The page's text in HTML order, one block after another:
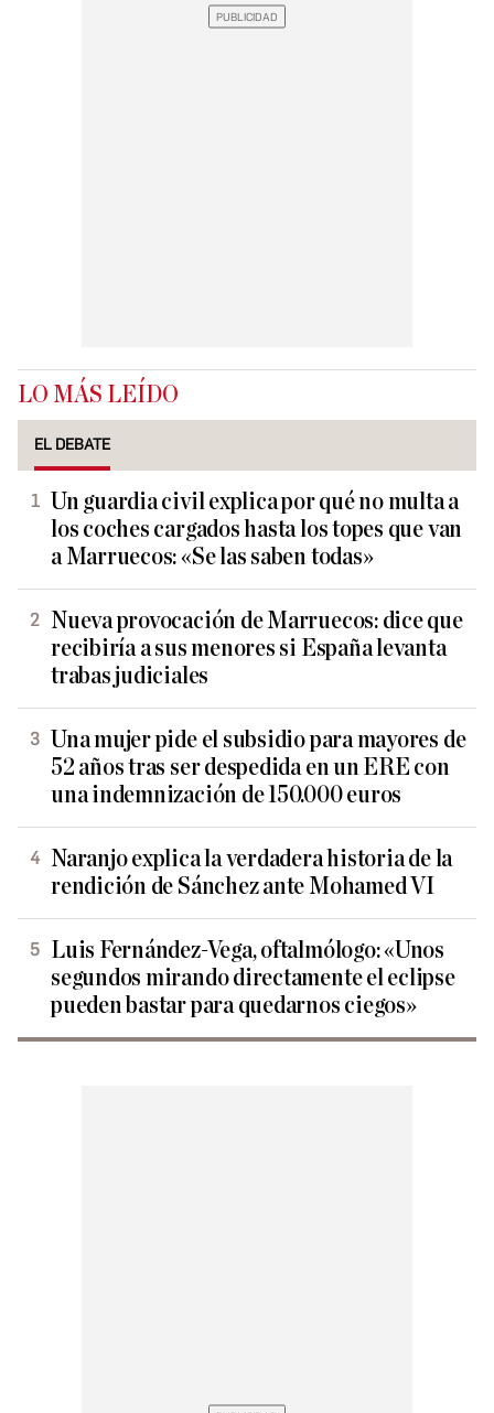
LO MÁS LEÍDO
EL DEBATE
Un guardia civil explica por qué no multa a
los coches cargados hasta los topes que van
a Marruecos: «Se las saben todas»
Nueva provocación de Marruecos: dice que
recibiría a sus menores si España levanta
trabas judiciales
Una mujer pide el subsidio para mayores de
52 años tras ser despedida en un ERE con
una indemnización de 150.000 euros
Naranjo explica la verdadera historia de la
rendición de Sánchez ante Mohamed VI
Luis Fernández-Vega, oftalmólogo: «Unos
segundos mirando directamente el eclipse
pueden bastar para quedarnos ciegos»